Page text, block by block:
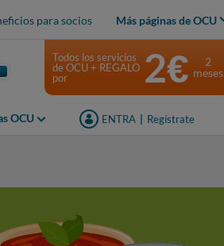
para socios Más páginas de OCU
OCU ENTRA Regístrate
Todos los servicios
de OCU + REGALO
por
2€
2
meses